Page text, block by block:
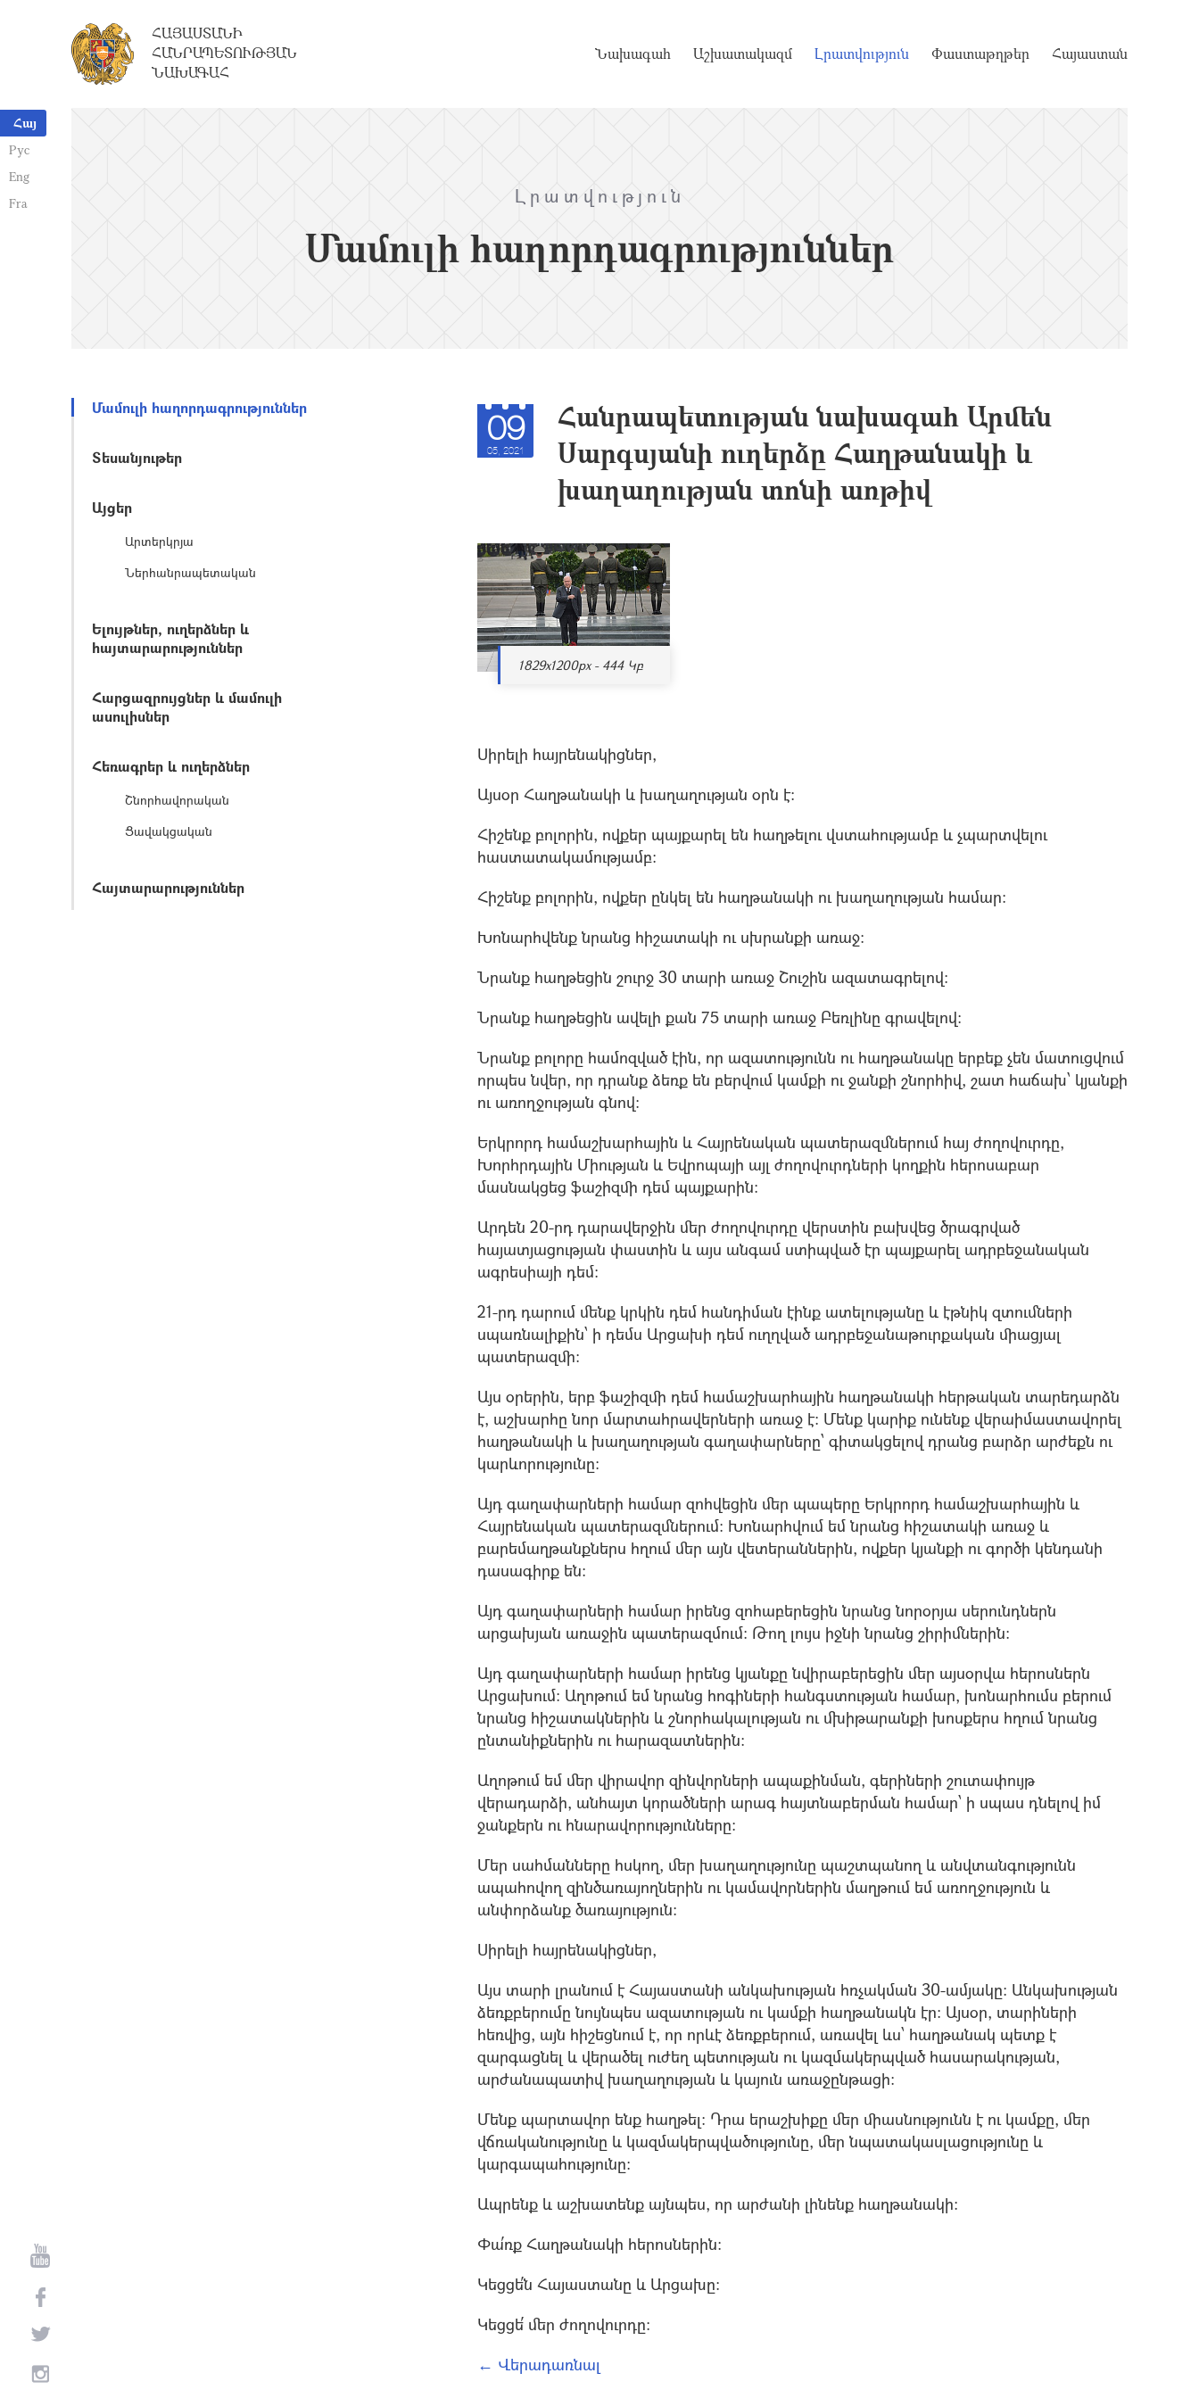
Հայ
Рус
Eng
Fra
ՀԱՅԱՍՏԱՆԻ
ՀԱՆՐԱՊԵՏՈՒԹՅԱՆ
ՆԱԽԱԳԱՀ
Նախագահ Աշխատակազմ Լրատվություն Փաստաթղթեր Հայաստան
Լրատվություն
Մամուլի հաղորդագրություններ
Մամուլի հաղորդագրություններ
Տեսանյութեր
Այցեր
Արտերկրյա
Ներհանրապետական
Ելույթներ, ուղերձներ և
հայտարարություններ
Հարցազրույցներ և մամուլի
ասուլիսներ
Հեռագրեր և ուղերձներ
Շնորհավորական
Ցավակցական
Հայտարարություններ
09
05, 2021
Հանրապետության նախագահ Արմեն
Սարգսյանի ուղերձը Հաղթանակի և
խաղաղության տոնի առթիվ
1829x1200px - 444 Կբ
Սիրելի հայրենակիցներ,
Այսօր Հաղթանակի և խաղաղության օրն է:
Հիշենք բոլորին, ովքեր պայքարել են հաղթելու վստահությամբ և չպարտվելու
հաստատակամությամբ:
Հիշենք բոլորին, ովքեր ընկել են հաղթանակի ու խաղաղության համար:
Խոնարհվենք նրանց հիշատակի ու սխրանքի առաջ:
Նրանք հաղթեցին շուրջ 30 տարի առաջ Շուշին ազատագրելով:
Նրանք հաղթեցին ավելի քան 75 տարի առաջ Բեռլինը գրավելով:
Նրանք բոլորը համոզված էին, որ ազատությունն ու հաղթանակը երբեք չեն մատուցվում
որպես նվեր, որ դրանք ձեռք են բերվում կամքի ու ջանքի շնորհիվ, շատ հաճախ՝ կյանքի
ու առողջության գնով:
Երկրորդ համաշխարհային և Հայրենական պատերազմներում հայ ժողովուրդը,
Խորհրդային Միության և Եվրոպայի այլ ժողովուրդների կողքին հերոսաբար
մասնակցեց ֆաշիզմի դեմ պայքարին:
Արդեն 20-րդ դարավերջին մեր ժողովուրդը վերստին բախվեց ծրագրված
հայատյացության փաստին և այս անգամ ստիպված էր պայքարել ադրբեջանական
ագրեսիայի դեմ:
21-րդ դարում մենք կրկին դեմ հանդիման էինք ատելությանը և էթնիկ զտումների
սպառնալիքին՝ ի դեմս Արցախի դեմ ուղղված ադրբեջանաթուրքական միացյալ
պատերազմի:
Այս օրերին, երբ ֆաշիզմի դեմ համաշխարհային հաղթանակի հերթական տարեդարձն
է, աշխարհը նոր մարտահրավերների առաջ է: Մենք կարիք ունենք վերաիմաստավորել
հաղթանակի և խաղաղության գաղափարները՝ գիտակցելով դրանց բարձր արժեքն ու
կարևորությունը:
Այդ գաղափարների համար զոհվեցին մեր պապերը Երկրորդ համաշխարհային և
Հայրենական պատերազմներում: Խոնարհվում եմ նրանց հիշատակի առաջ և
բարեմաղթանքներս հղում մեր այն վետերաններին, ովքեր կյանքի ու գործի կենդանի
դասագիրք են:
Այդ գաղափարների համար իրենց զոհաբերեցին նրանց նորօրյա սերունդներն
արցախյան առաջին պատերազմում: Թող լույս իջնի նրանց շիրիմներին:
Այդ գաղափարների համար իրենց կյանքը նվիրաբերեցին մեր այսօրվա հերոսներն
Արցախում: Աղոթում եմ նրանց հոգիների հանգստության համար, խոնարհումս բերում
նրանց հիշատակներին և շնորհակալության ու մխիթարանքի խոսքերս հղում նրանց
ընտանիքներին ու հարազատներին:
Աղոթում եմ մեր վիրավոր զինվորների ապաքինման, գերիների շուտափույթ
վերադարձի, անհայտ կորածների արագ հայտնաբերման համար՝ ի սպաս դնելով իմ
ջանքերն ու հնարավորությունները:
Մեր սահմանները հսկող, մեր խաղաղությունը պաշտպանող և անվտանգությունն
ապահովող զինծառայողներին ու կամավորներին մաղթում եմ առողջություն և
անփորձանք ծառայություն:
Սիրելի հայրենակիցներ,
Այս տարի լրանում է Հայաստանի անկախության հռչակման 30-ամյակը: Անկախության
ձեռքբերումը նույնպես ազատության ու կամքի հաղթանակն էր: Այսօր, տարիների
հեռվից, այն հիշեցնում է, որ որևէ ձեռքբերում, առավել ևս՝ հաղթանակ պետք է
զարգացնել և վերածել ուժեղ պետության ու կազմակերպված հասարակության,
արժանապատիվ խաղաղության և կայուն առաջընթացի:
Մենք պարտավոր ենք հաղթել: Դրա երաշխիքը մեր միասնությունն է ու կամքը, մեր
վճռականությունը և կազմակերպվածությունը, մեր նպատակասլացությունը և
կարգապահությունը:
Ապրենք և աշխատենք այնպես, որ արժանի լինենք հաղթանակի:
Փա՛ռք Հաղթանակի հերոսներին:
Կեցցե՛ն Հայաստանը և Արցախը:
Կեցցե՛ մեր ժողովուրդը:
← Վերադառնալ